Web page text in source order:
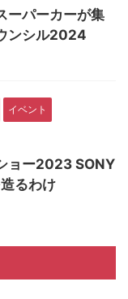
ーパーカーが集
ンシル2024
イベント
ョー2023 SONY
るわけ